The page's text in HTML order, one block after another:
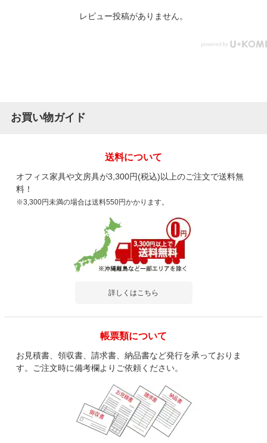
レビュー投稿がありません。
お買い物ガイド
送料について
オフィス家具や文房具が3,300円(税込)以上のご注文で送料無
料！
※3,300円未満の場合は送料550円かかります。
詳しくはこちら
帳票類について
お見積書、領収書、請求書、納品書など発行を承っておりま
す。ご注文時に備考欄よりご依頼ください。